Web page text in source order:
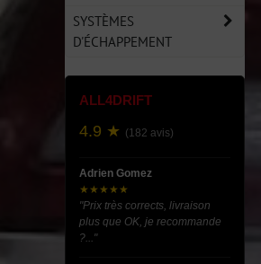
SYSTÈMES
D'ÉCHAPPEMENT
ALL4DRIFT
4.9 ★ (182 avis)
Adrien Gomez
★★★★★
"Prix très corrects, livraison
plus que OK, je recommande
?..."